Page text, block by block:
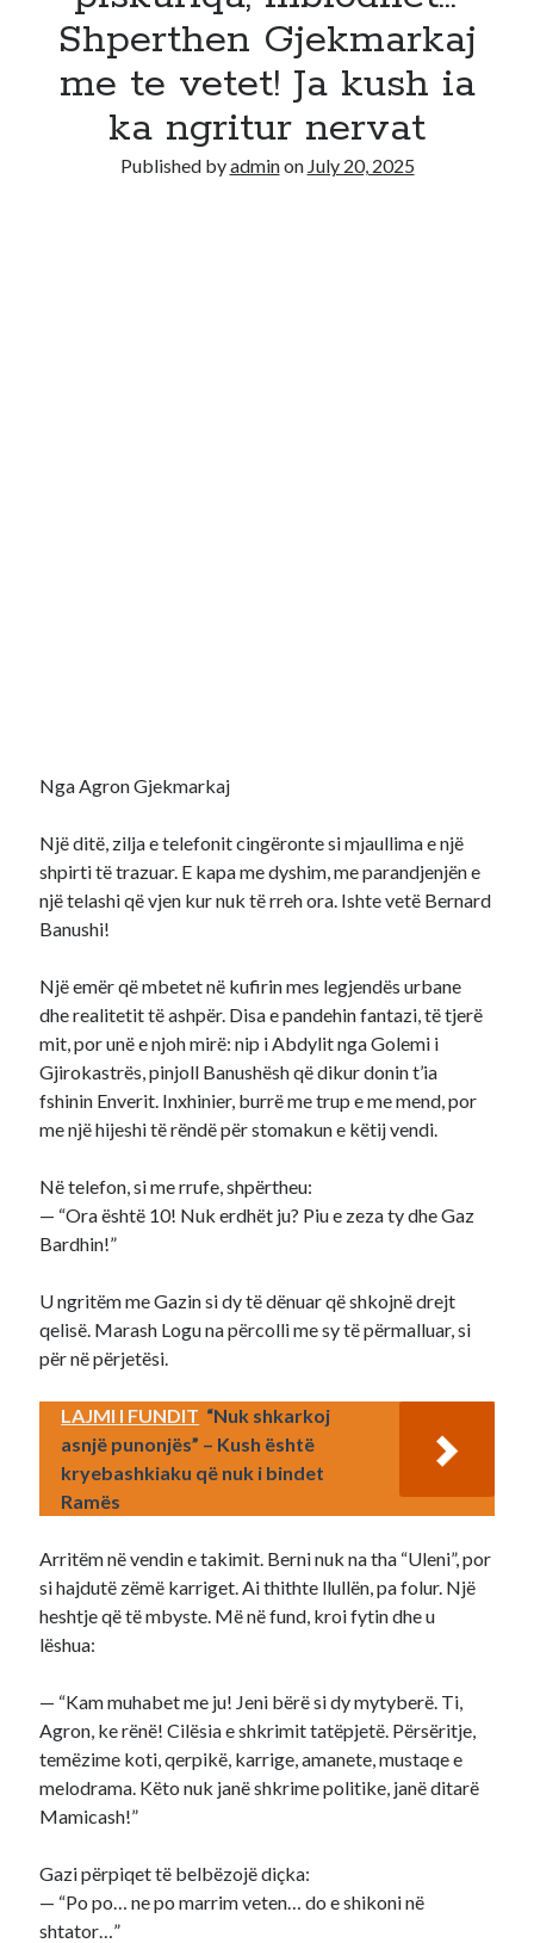
Shperthen Gjekmarkaj
me te vetet! Ja kush ia
ka ngritur nervat
Published byadminon July 20, 2025
Nga Agron Gjekmarkaj
Një ditë, zilja e telefonit cingëronte si mjaullima e një
shpirti të trazuar. E kapa me dyshim, me parandjenjën e
një telashi që vjen kur nuk të rreh ora. Ishte vetë Bernard
Banushi!
Një emër që mbetet në kufirin mes legjendës urbane
dhe realitetit të ashpër. Disa e pandehin fantazi, të tjerë
mit, por unë e njoh mirë: nip i Abdylit nga Golemi i
Gjirokastrës, pinjoll Banushësh që dikur donin t’ia
fshinin Enverit. Inxhinier, burrë me trup e me mend, por
me një hijeshi të rëndë për stomakun e këtij vendi.
Në telefon, si me rrufe, shpërtheu:
— “Ora është 10! Nuk erdhët ju? Piu e zeza ty dhe Gaz
Bardhin!”
U ngritëm me Gazin si dy të dënuar që shkojnë drejt
qelisë. Marash Logu na përcolli me sy të përmalluar, si
për në përjetësi.
LAJMI I FUNDIT “Nuk shkarkoj
asnjë punonjës” – Kush është
kryebashkiaku që nuk i bindet
Ramës
Arritëm në vendin e takimit. Berni nuk na tha “Uleni”, por
si hajdutë zëmë karriget. Ai thithte llullën, pa folur. Një
heshtje që të mbyste. Më në fund, kroi fytin dhe u
lëshua:
— “Kam muhabet me ju! Jeni bërë si dy mytyberë. Ti,
Agron, ke rënë! Cilësia e shkrimit tatëpjetë. Përsëritje,
temëzime koti, qerpikë, karrige, amanete, mustaqe e
melodrama. Këto nuk janë shkrime politike, janë ditarë
Mamicash!”
Gazi përpiqet të belbëzojë diçka:
— “Po po… ne po marrim veten… do e shikoni në
shtator…”